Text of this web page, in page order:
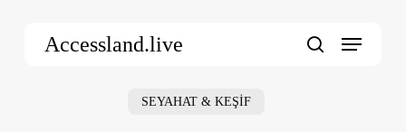
Accessland.live Menu
SEYAHAT & KEŞİF